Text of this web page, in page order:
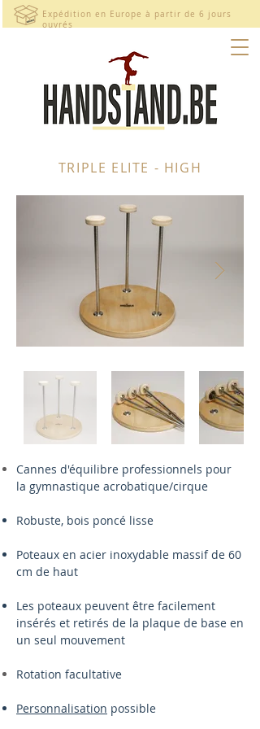
Expédition en Europe à partir de 6 jours
ouvrés
TRIPLE ELITE - HIGH
Cannes d'équilibre professionnels pour
la gymnastique acrobatique/cirque
Robuste, bois poncé lisse
Poteaux en acier inoxydable massif de 60
cm de haut
Les poteaux peuvent être facilement
insérés et retirés de la plaque de base en
un seul mouvement
Rotation facultative
Personnalisation possible